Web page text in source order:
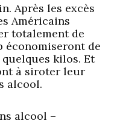
Après les excès
Américains
totalement de
économiseront de
kilos. Et
à siroter leur
alcool.
alcool –